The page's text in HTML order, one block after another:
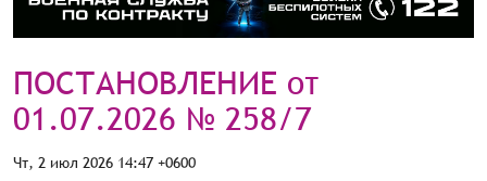
ПОСТАНОВЛЕНИЕ от
01.07.2026 № 258/7
Чт, 2 июл 2026 14:47 +0600